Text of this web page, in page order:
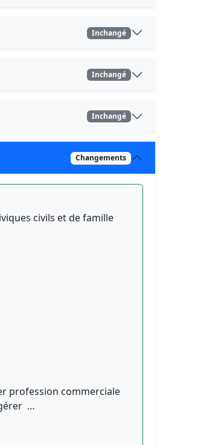
Inchangé
Inchangé
Inchangé
Changements
civils et de famille
profession commerciale
…